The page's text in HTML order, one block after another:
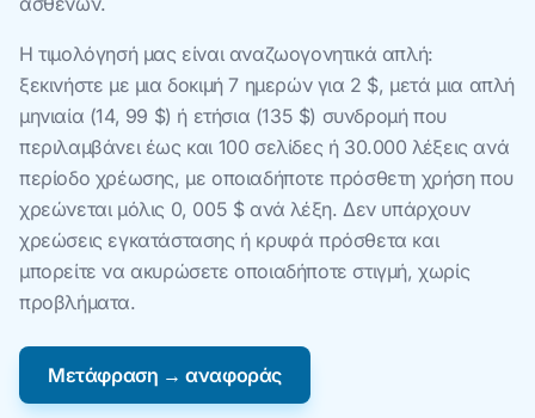
Η τιμολόγησή μας είναι αναζωογονητικά απλή:
ξεκινήστε με μια δοκιμή 7 ημερών για 2 $, μετά μια απλή
μηνιαία (14, 99 $) ή ετήσια (135 $) συνδρομή που
περιλαμβάνει έως και 100 σελίδες ή 30.000 λέξεις ανά
περίοδο χρέωσης, με οποιαδήποτε πρόσθετη χρήση που
χρεώνεται μόλις 0, 005 $ ανά λέξη. Δεν υπάρχουν
χρεώσεις εγκατάστασης ή κρυφά πρόσθετα και
μπορείτε να ακυρώσετε οποιαδήποτε στιγμή, χωρίς
προβλήματα.
Μετάφραση → αναφοράς